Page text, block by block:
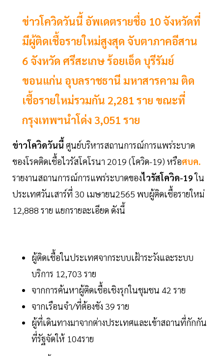
ข่าวโควิดวันนี้ อัพเดตรายชื่อ 10 จังหวัดที่
มีผู้ติดเชื้อรายใหม่สูงสุด จับตาภาคอีสาน
6 จังหวัด ศรีสะเกษ ร้อยเอ็ด บุรีรัมย์
ขอนแก่น อุบลราชธานี มหาสารคาม ติด
เชื้อรายใหม่รวมกัน 2,281 ราย ขณะที่
กรุงเทพฯนำโด่ง 3,051 ราย
ข่าวโควิดวันนี้ ศูนย์บริหารสถานการณ์การแพร่ระบาด
ของโรคติดเชื้อไวรัสโคโรนา 2019 (โควิด-19) หรือศบค.
รายงานสถานการณ์การแพร่ระบาดของไวรัสโควิด-19ใน
ประเทศวันเสาร์ที่ 30 เมษายน2565 พบผู้ติดเชื้อรายใหม่
12,888 ราย แยกรายละเอียด ดังนี้
ผู้ติดเชื้อในประเทศจากระบบเฝ้าระวังและระบบ
บริการ 12,703 ราย
จากการค้นหาผู้ติดเชื้อเชิงรุกในชุมชน 42 ราย
จากเรือนจำ/ที่ต้องขัง 39 ราย
ผู้ที่เดินทางมาจากต่างประเทศและเข้าสถานที่กักกัน
ที่รัฐจัดให้ 104ราย